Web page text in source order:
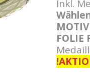
Inkl.
FOLIE